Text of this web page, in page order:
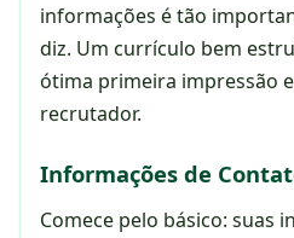
informações é tão
diz. Um currículo bem
ótima primeira impressão
recrutador.
Informações de
Comece pelo básico: suas